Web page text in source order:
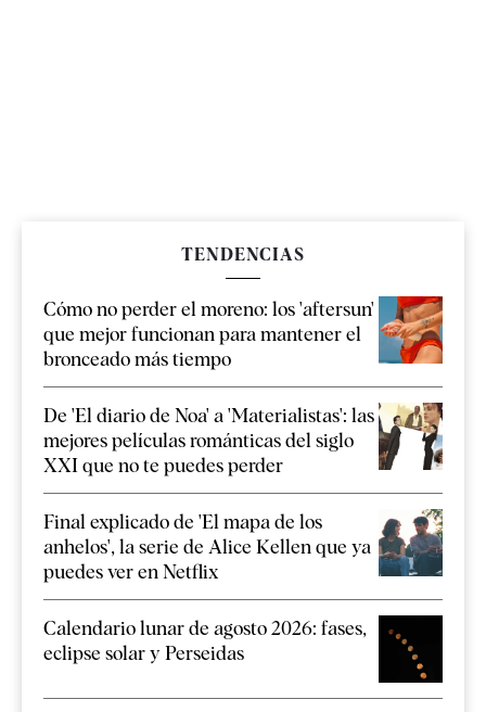
TENDENCIAS
Cómo no perder el moreno: los 'aftersun'
que mejor funcionan para mantener el
bronceado más tiempo
De 'El diario de Noa' a 'Materialistas': las
mejores películas románticas del siglo
XXI que no te puedes perder
Final explicado de 'El mapa de los
anhelos', la serie de Alice Kellen que ya
puedes ver en Netflix
Calendario lunar de agosto 2026: fases,
eclipse solar y Perseidas